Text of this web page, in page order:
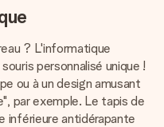
? L'informatique
personnalisé unique !
ou à un design amusant
par exemple. Le tapis de
inférieure antidérapante